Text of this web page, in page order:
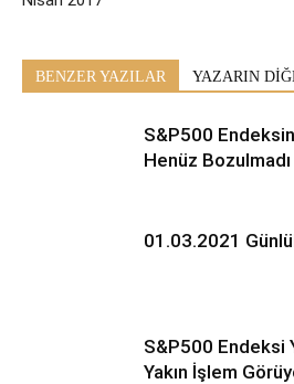
BENZER YAZILAR YAZARIN
S&P500
Henüz Bozulmadı
01.03.2021
S&P500 Endeksi
Yakın İşlem